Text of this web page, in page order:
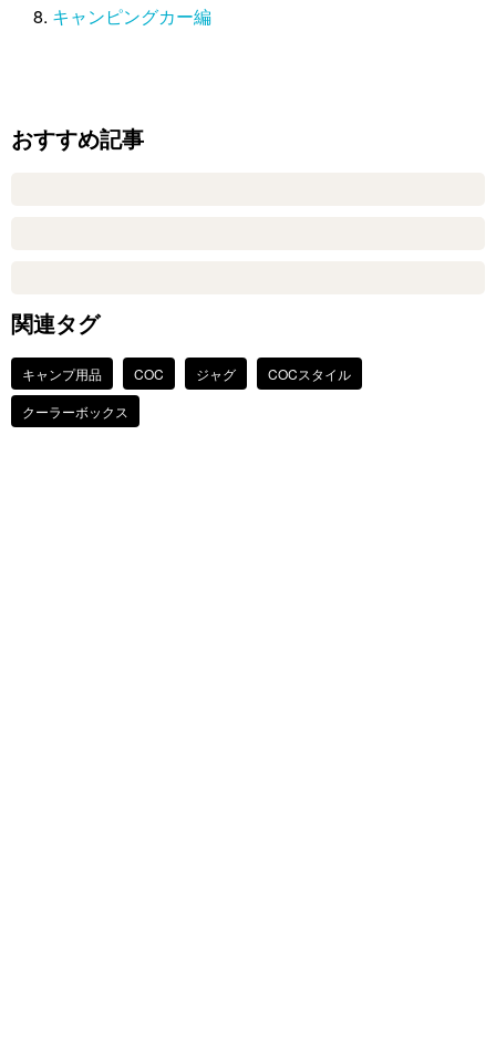
キャンピングカー編
おすすめ記事
関連タグ
キャンプ用品 COC ジャグ
COCスタイル
クーラーボックス